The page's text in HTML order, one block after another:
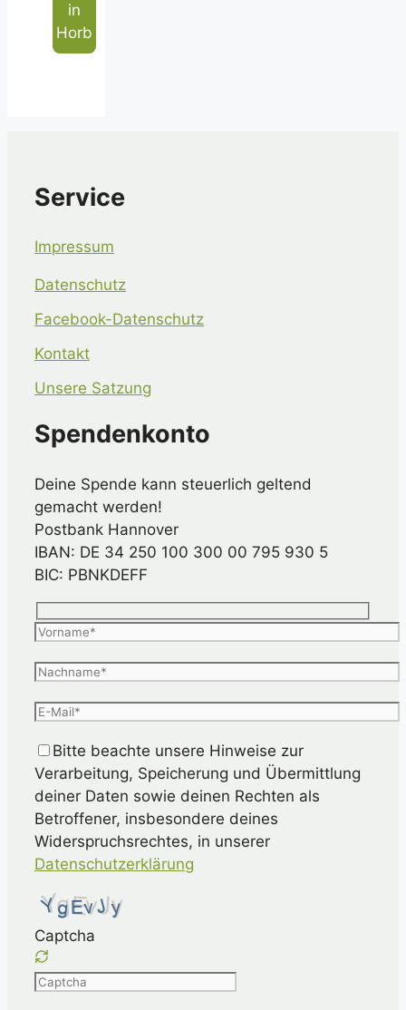
in
Horb
Service
Impressum
Datenschutz
Facebook-Datenschutz
Kontakt
Unsere Satzung
Spendenkonto
Deine Spende kann steuerlich geltend
gemacht werden!
Postbank Hannover
IBAN: DE 34 250 100 300 00 795 930 5
BIC: PBNKDEFF
Bitte beachte unsere Hinweise zur
Verarbeitung, Speicherung und Übermittlung
deiner Daten sowie deinen Rechten als
Betroffener, insbesondere deines
Widerspruchsrechtes, in unserer
Datenschutzerklärung
Captcha
Please